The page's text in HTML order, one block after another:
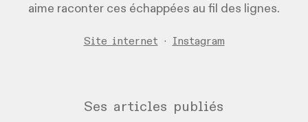
aime raconter ces échappées au fil des lignes.
Site internet · Instagram
Ses articles publiés